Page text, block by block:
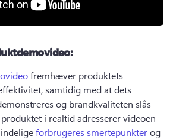
fremhæver produktets
samtidig med at dets
og brandkvaliteten slås
i realtid adresserer videoen
forbrugeres smertepunkter og